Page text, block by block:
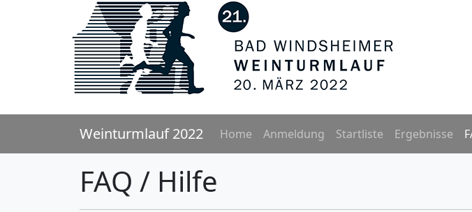
Weinturmlauf 2022 Home Anmeldung Startliste Ergebnisse
FAQ / Hilfe